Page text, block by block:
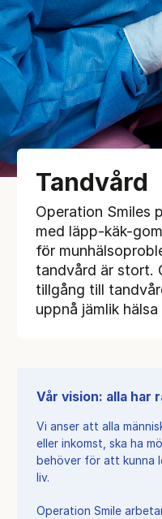
Tandvård
Operation Smiles
med läpp-käk-
för
tandvård är stort.
tillgång till
uppnå jämlik
Vår vision: alla har
Vi anser att alla
eller inkomst, ska ha
behöver för att kunna
liv.
Operation Smile